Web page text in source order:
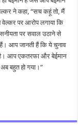
ने कहा, “सच कहूं तो, मैं
पर आरोप लगाया कि
पर सवाल उठाने से
आप जानती हैं कि ये चुनाव
है। आप एकतरफा और बेईमान
बहुत हो गया।”